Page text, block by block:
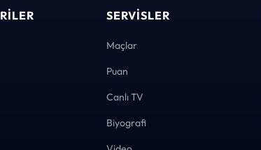
SERVISLER
Maçlar
Puan
Canlı TV
Biyografi